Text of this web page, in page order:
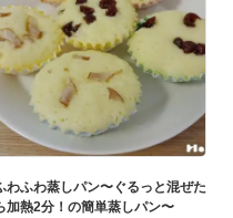
わふわ蒸しパン〜ぐるっと混ぜた
加熱2分！の簡単蒸しパン〜